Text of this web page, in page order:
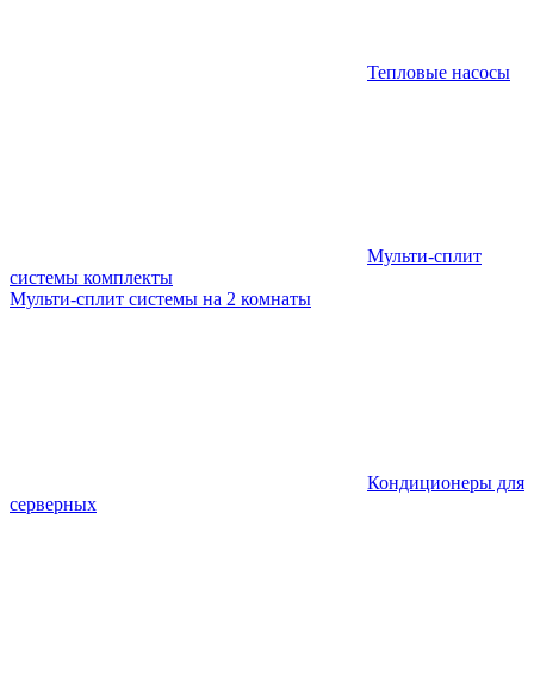
Тепловые насосы
Мульти-сплит
системы комплекты
Мульти-сплит системы на 2 комнаты
Кондиционеры для
серверных